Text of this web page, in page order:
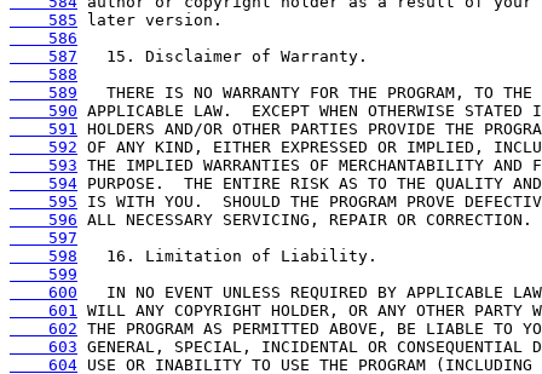
    585
    586
    587
    588
    589
    590
    591
    592
    593
    594
    595
    596
    597
    598
    599
    600
    601
    602
    603
    604